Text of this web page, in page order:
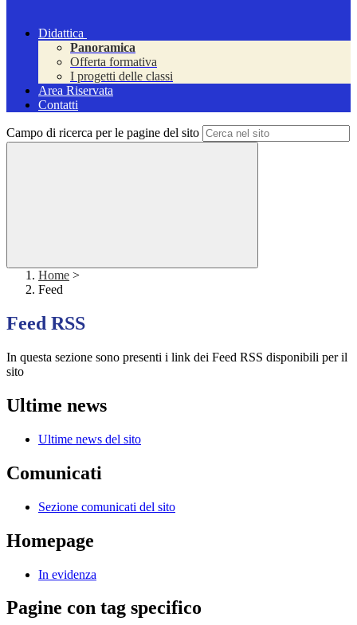
Didattica
Panoramica
Offerta formativa
I progetti delle classi
Area Riservata
Contatti
Campo di ricerca per le pagine del sito
Home >
Feed
Feed RSS
In questa sezione sono presenti i link dei Feed RSS disponibili per il
sito
Ultime news
Ultime news del sito
Comunicati
Sezione comunicati del sito
Homepage
In evidenza
Pagine con tag specifico